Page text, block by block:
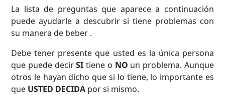
La lista de preguntas que aparece a continuación
puede ayudarle a descubrir si tiene problemas con
su manera de beber .
Debe tener presente que usted es la única persona
que puede decirSI tiene o NO un problema. Aunque
otros le hayan dicho que si lo tiene, lo importante es
que USTED DECIDA por si mismo.